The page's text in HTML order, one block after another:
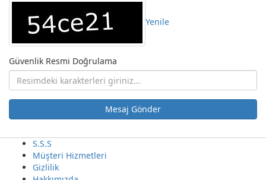
Yenile
Güvenlik Resmi Doğrulama
Mesaj Gönder
S.S.S
Müşteri Hizmetleri
Gizlilik